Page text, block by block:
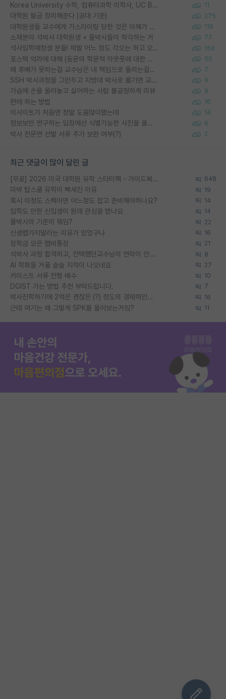
Korea University 수학, 컴퓨터과학 이학사, UC Berkeley 산업공학 대학원 공학박사가 되는 것은 쉽지 않겠죠? 11
대학원 월급 정리해준다 (공대 기준) 275
대학원생들 교수에게 가스라이팅 당한 것은 이해가 갑니다. 안타깝네요. 119
소재분야 석박사 대학원생 + 물박사들이 착각하는 거 77
석사입학예정생 분들! 제발 어느 정도 각오는 하고 오세요. 156
포스텍 억까에 대해 (동문의 학문적 아웃풋에 대한 반박) 50
왜 후배가 못하는걸 교수님은 내 책임으로 돌리는걸까요? 7
SSH 박사과정을 그만두고 지방대 박사로 옮기면 교수의 꿈은 끝일까요? 9
가슴에 손을 올려놓고 싫어하는 사람 불공정하게 리뷰 9
편애 하는 방법 16
이사이트가 처음엔 정말 도움많이됐는데 14
정보보안 연구하는 입장에선 식별가능한 사진을 올리는건 비추이긴함 6
박사 전문연 선발 서류 추가 보완 여부(?) 2
최근 댓글이 많이 달린 글
[무료] 2026 미국 대학원 유학 스타터팩 - 가이드북 & 합격자 컨택메일 템플릿 648
미박 탑스쿨 유학이 빡세진 이유 19
혹시 이정도 스펙이면 어느정도 잡고 준비해야하나요? 14
입학도 안한 신입생이 원래 관심을 받나요 14
물박사의 기준이 뭐임? 22
신생랩가지말라는 이유가 있었구나 16
장학금 모은 랩비통장 21
석박사 과정 합격하고, 컨택했던교수님이 연락이 안됩니다... 8
AI 학회들 거품 슬슬 지적이 나오네요 27
카이스트 서류 전형 배수 10
DGIST 가는 방법 추천 부탁드립니다. 7
박사진학하기에 2억은 괜찮은 (?) 정도의 경제력인가요 16
근데 여기는 왜 그렇게 SPK를 물어보는거임? 11